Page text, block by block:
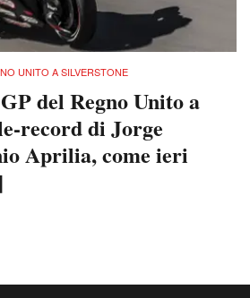
UNITO A SILVERSTONE
del Regno Unito a
record di Jorge
Aprilia, come ieri